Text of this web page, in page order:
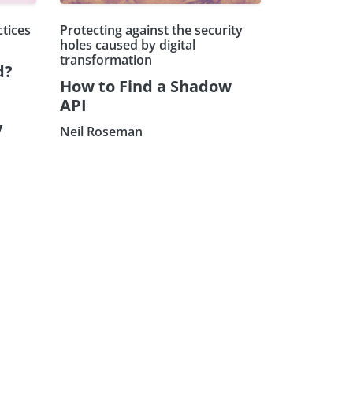
Protecting against the security
holes caused by digital
transformation
How to Find a Shadow
API
Neil Roseman